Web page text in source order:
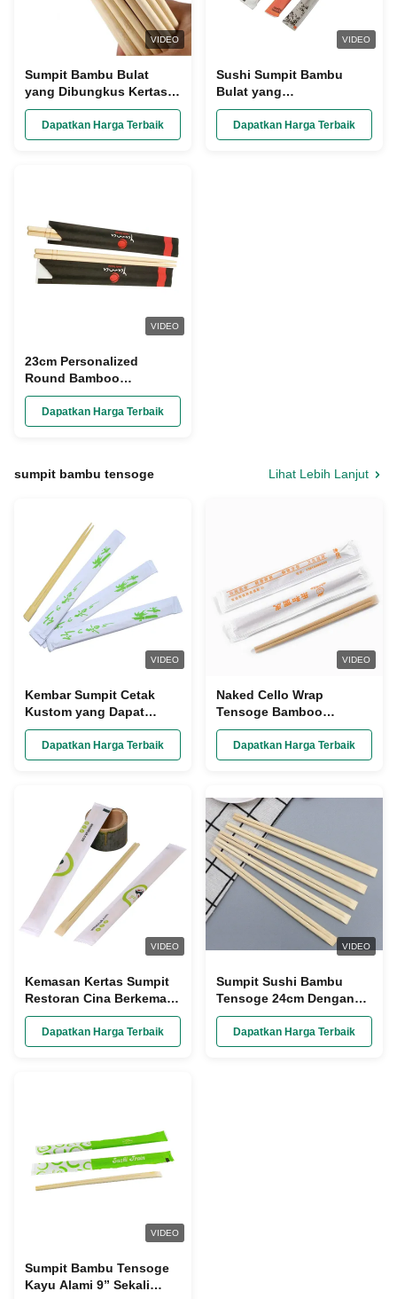
VIDEO
Sumpit Bambu Bulat
yang Dibungkus Kertas
Untuk Restoran
Dapatkan Harga Terbaik
VIDEO
Sushi Sumpit Bambu
Bulat yang
Dipersonalisasi
Dapatkan Harga Terbaik
VIDEO
23cm Personalized
Round Bamboo
Chopsticks Paper Wrap
Disposable
Dapatkan Harga Terbaik
sumpit bambu tensoge Lihat Lebih Lanjut
VIDEO
Kembar Sumpit Cetak
Kustom yang Dapat
Didaur Ulang, Peralatan
Makan Dapur, Kemasan
Kertas Terbuka
Dapatkan Harga Terbaik
VIDEO
Naked Cello Wrap
Tensoge Bamboo
Chopsticks Disesuaikan
Panjangnya 240mm
Dapatkan Harga Terbaik
VIDEO
Kemasan Kertas Sumpit
Restoran Cina Berkemah
Kompos
Dapatkan Harga Terbaik
VIDEO
Sumpit Sushi Bambu
Tensoge 24cm Dengan
Lengan Kertas
Dapatkan Harga Terbaik
VIDEO
Sumpit Bambu Tensoge
Kayu Alami 9” Sekali